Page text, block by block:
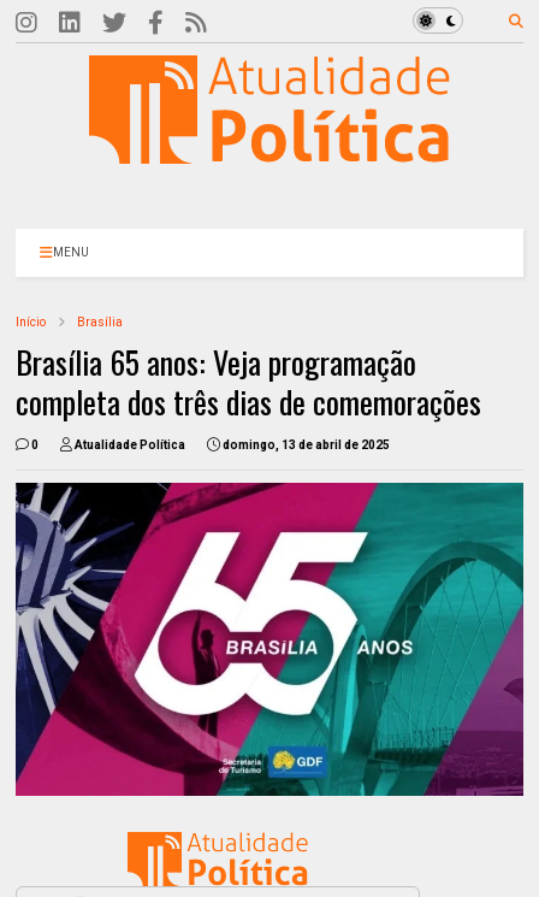
MENU
Início Brasília
Brasília 65 anos: Veja programação
completa dos três dias de comemorações
0 Atualidade Política domingo, 13 de abril de 2025